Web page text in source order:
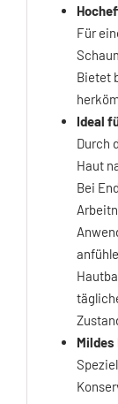
Für
Bietet
Ideal
Durch
Haut
Bei